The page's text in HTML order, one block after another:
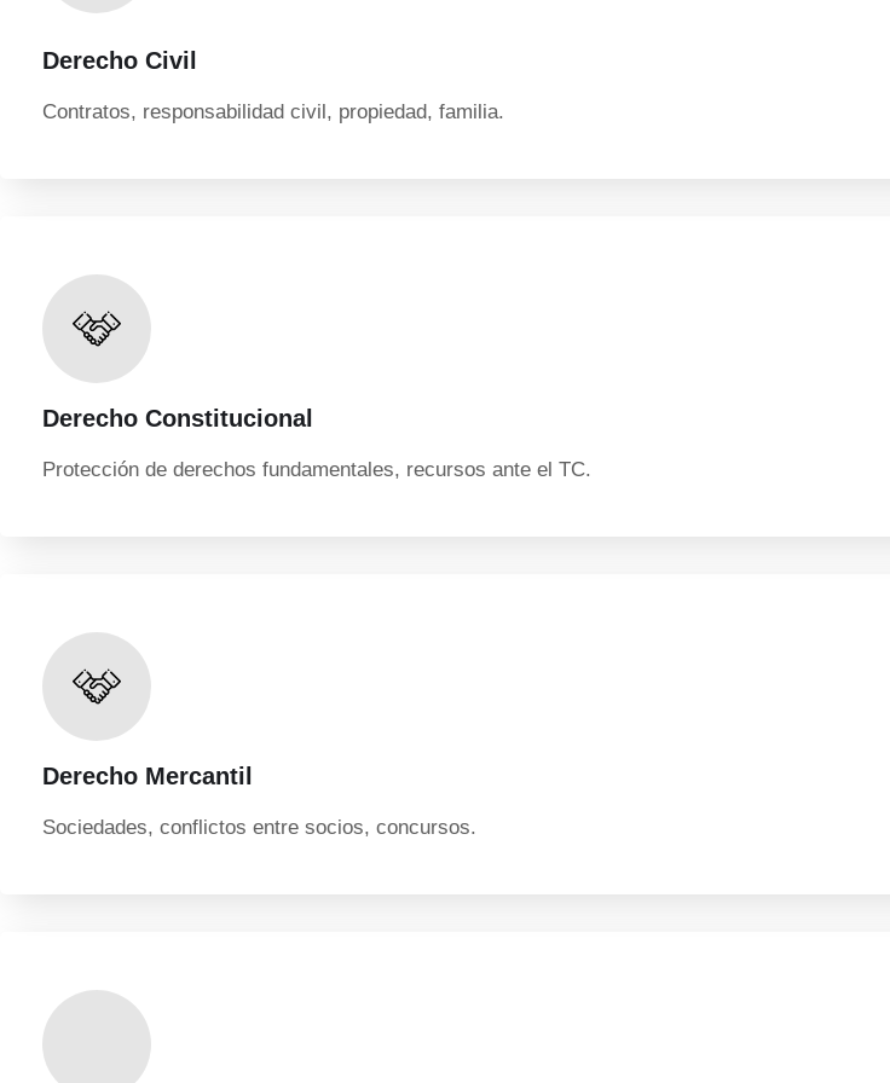
Derecho Civil
Contratos, responsabilidad civil, propiedad, familia.
Derecho Constitucional
Protección de derechos fundamentales, recursos ante el TC.
Derecho Mercantil
Sociedades, conflictos entre socios, concursos.